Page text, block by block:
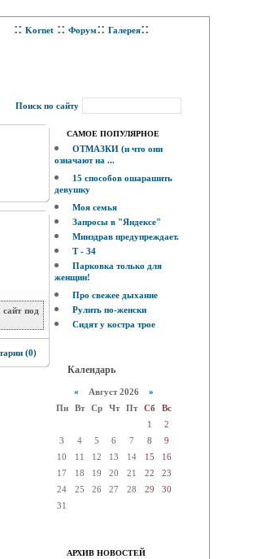
:: Kornet :: Форум:: Галерея::
Поиск по сайту
под
(0)
САМОЕ ПОПУЛЯРНОЕ
ОТМАЗКИ (и что они
означают на ...
15 способов ошарашить
девушку
Моя семья
Запросы в "Яндексе"
Минздрав предупреждает.
Т - 34
Парковка только для
женщин!
Про свежее дыхание
Рулить по-женски
Сидят у костра трое
Календарь
« Август 2026 »
Пн
Вт Ср Чт Пт Сб
Вс
1
2
3
4 5 6 7 8
9
10
11 12 13 14 15
16
17
18 19 20 21 22
23
24
25 26 27 28 29
30
31
АРХИВ НОВОСТЕЙ